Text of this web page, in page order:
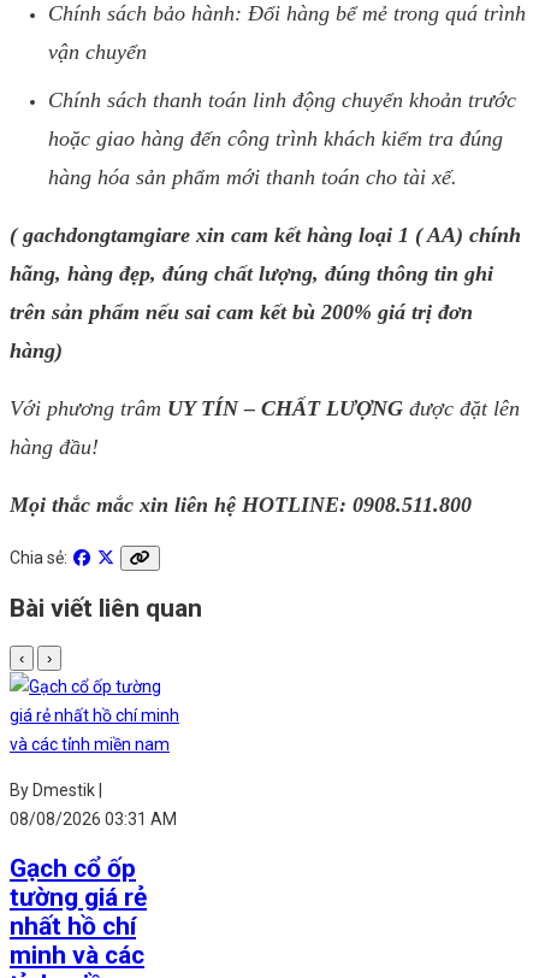
Chính sách bảo hành: Đổi hàng bể mẻ trong quá trình
vận chuyển
Chính sách thanh toán linh động chuyển khoản trước
hoặc giao hàng đến công trình khách kiểm tra đúng
hàng hóa sản phẩm mới thanh toán cho tài xế.
( gachdongtamgiare xin cam kết hàng loại 1 ( AA) chính
hãng, hàng đẹp, đúng chất lượng, đúng thông tin ghi
trên sản phẩm nếu sai cam kết bù 200% giá trị đơn
hàng)
Với phương trâm UY TÍN – CHẤT LƯỢNG được đặt lên
hàng đầu!
Mọi thắc mắc xin liên hệ HOTLINE: 0908.511.800
Chia sẻ:
Bài viết liên quan
‹ ›
By Dmestik |
08/08/2026 03:31 AM
Gạch cổ ốp
tường giá rẻ
nhất hồ chí
minh và các